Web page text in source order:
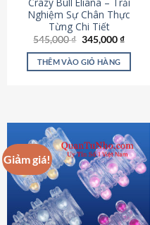
Crazy Bull Eliana – Trải
Nghiệm Sự Chân Thực
Từng Chi Tiết
545,000₫ Giá
là:
545,000 ₫.
345,000₫Giá
tại
THÊM VÀO GIỎ HÀNG
Giảm giá!